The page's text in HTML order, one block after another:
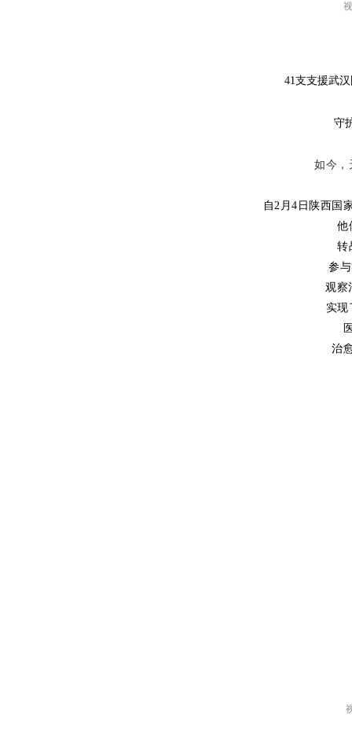
41支支援武
守
如今，
自2月4日陕西国
他
转
参
观察
实现
治